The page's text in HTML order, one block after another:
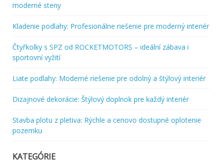
moderné steny
Kladenie podlahy: Profesionálne riešenie pre moderný interiér
Čtyřkolky s SPZ od ROCKETMOTORS – ideální zábava i
sportovní vyžití
Liate podlahy: Moderné riešenie pre odolný a štýlový interiér
Dizajnové dekorácie: Štýlový doplnok pre každý interiér
Stavba plotu z pletiva: Rýchle a cenovo dostupné oplotenie
pozemku
KATEGÓRIE